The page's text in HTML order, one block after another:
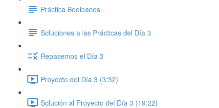
Práctica Booleanos
Soluciones a las Prácticas del Día 3
Repasemos el Día 3
Proyecto del Día 3 (3:32)
Solución al Proyecto del Día 3 (19:22)